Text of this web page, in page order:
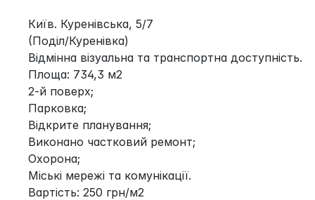
Київ. Куренівська, 5/7
(Поділ/Куренівка)
Відмінна візуальна та транспортна доступність.
Площа: 734,3 м2
2-й поверх;
Парковка;
Відкрите планування;
Виконано частковий ремонт;
Охорона;
Міські мережі та комунікації.
Вартість: 250 грн/м2